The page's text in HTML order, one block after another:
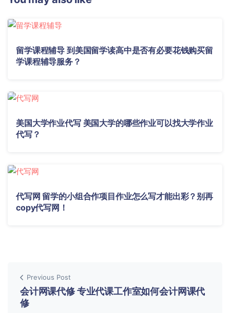
留学课程辅导 到美国留学读高中是否有必要花钱购买留
学课程辅导服务？
美国大学作业代写 美国大学的哪些作业可以找大学作业
代写？
代写网 留学的小组合作项目作业怎么写才能出彩？别再
copy代写网！
Previous Post
会计网课代修 专业代课工作室如何会计网课代
修